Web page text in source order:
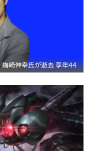
崎伸幸氏が逝去 享年44